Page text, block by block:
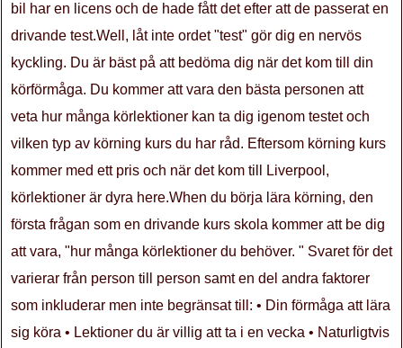
bil har en licens och de hade fått det efter att de passerat en
drivande test.Well, låt inte ordet "test" gör dig en nervös
kyckling. Du är bäst på att bedöma dig när det kom till din
körförmåga. Du kommer att vara den bästa personen att
veta hur många körlektioner kan ta dig igenom testet och
vilken typ av körning kurs du har råd. Eftersom körning kurs
kommer med ett pris och när det kom till Liverpool,
körlektioner är dyra here.When du börja lära körning, den
första frågan som en drivande kurs skola kommer att be dig
att vara, "hur många körlektioner du behöver. " Svaret för det
varierar från person till person samt en del andra faktorer
som inkluderar men inte begränsat till: • Din förmåga att lära
sig köra • Lektioner du är villig att ta i en vecka • Naturligtvis